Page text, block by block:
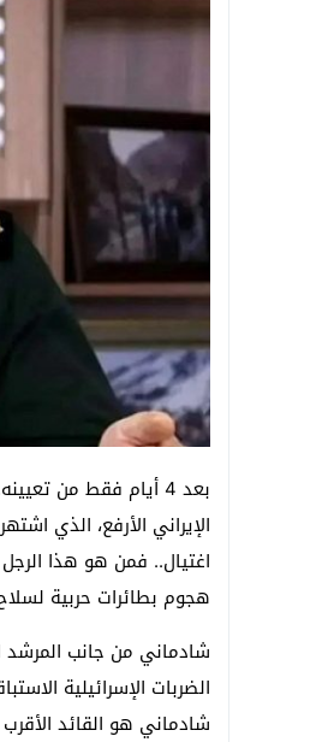
بعد 4 أيام فقط من
الإيراني الأرفع، الذي
اغتيال.. فمن هو هذا
هجوم بطائرات حربية
شادماني من جانب المرشد
الضربات الإسرائيلية
شادماني هو القائد